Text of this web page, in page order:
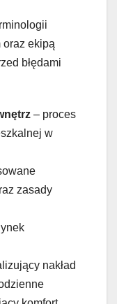
oraz ekipą
błędami
– proces
w
zasady
nakład